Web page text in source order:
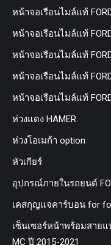
หน้าจอเรือนไมล์แท้ FORD
หน้าจอเรือนไมล์แท้ FORD
หน้าจอเรือนไมล์แท้
หน้าจอเรือนไมล์แท้
หน้าจอเรือนไมล์แท้
ห่วงแดง HAMER
ห่วงโอเมก้า option
หัวเกียร์
อุปกรณ์ภายในรถยนต์
เคสกุญแจคาร์บอน for
เซ็นเซอร์หน้าพร้อมสายแ
MC ปี 2015-2021